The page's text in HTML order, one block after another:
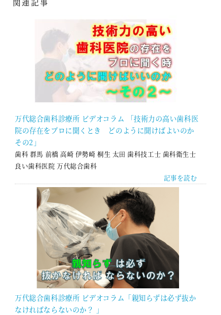
シ
万代総合歯科診療所 ビデオコラム 「技術力の高い歯科医
院の存在をプロに聞くとき どのように聞けばよいのか
その2」
歯科 群馬 前橋 高崎 伊勢崎 桐生 太田 歯科技工士 歯科衛生士
良い歯科医院 万代総合歯科
記事を読む
万代総合歯科診療所 ビデオコラム「親知らずは必ず抜か
なければならないのか？ 」